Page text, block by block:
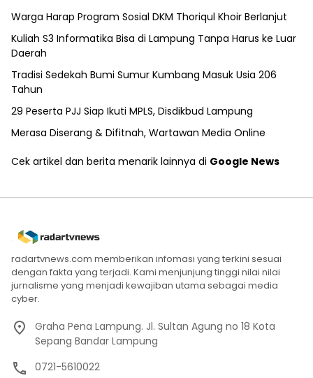
Warga Harap Program Sosial DKM Thoriqul Khoir Berlanjut
Kuliah S3 Informatika Bisa di Lampung Tanpa Harus ke Luar
Daerah
Tradisi Sedekah Bumi Sumur Kumbang Masuk Usia 206
Tahun
29 Peserta PJJ Siap Ikuti MPLS, Disdikbud Lampung
Merasa Diserang & Difitnah, Wartawan Media Online
Cek artikel dan berita menarik lainnya di Google News
radartvnews.com memberikan infomasi yang terkini sesuai
dengan fakta yang terjadi. Kami menjunjung tinggi nilai nilai
jurnalisme yang menjadi kewajiban utama sebagai media
cyber.
Graha Pena Lampung. Jl. Sultan Agung no 18 Kota
Sepang Bandar Lampung
0721-5610022